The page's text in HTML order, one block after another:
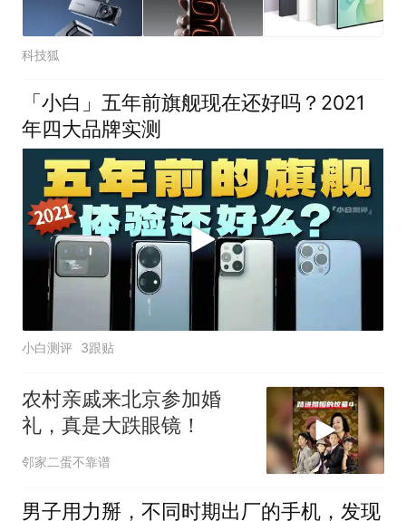
科技狐
「小白」五年前旗舰现在还好吗？2021
年四大品牌实测
小白测评 3跟贴
农村亲戚来北京参加婚
礼，真是大跌眼镜！
邻家二蛋不靠谱
男子用力掰，不同时期出厂的手机，发现